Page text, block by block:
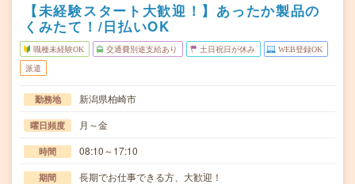
【未経験スタート大歓迎！】あったか製品の
くみたて！/日払いOK
職種未経験OK 交通費別途支給あり 土日祝日が休み WEB登録OK
派遣
勤務地 新潟県柏崎市
曜日頻度 月～金
時間 08:10～17:10
期間 長期でお仕事できる方、大歓迎！